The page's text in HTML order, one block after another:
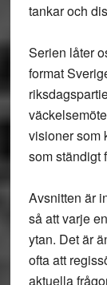
tankar och
Serien låter
format
visioner som
som ständigt
Avsnitten är
så att varje
ytan. Det är
ofta att
aktuella